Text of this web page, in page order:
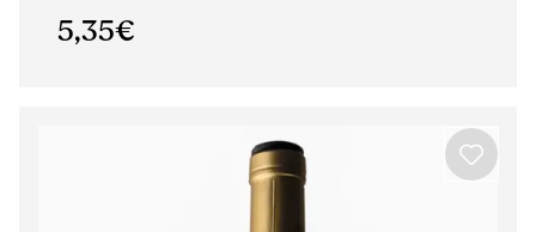
5,35€